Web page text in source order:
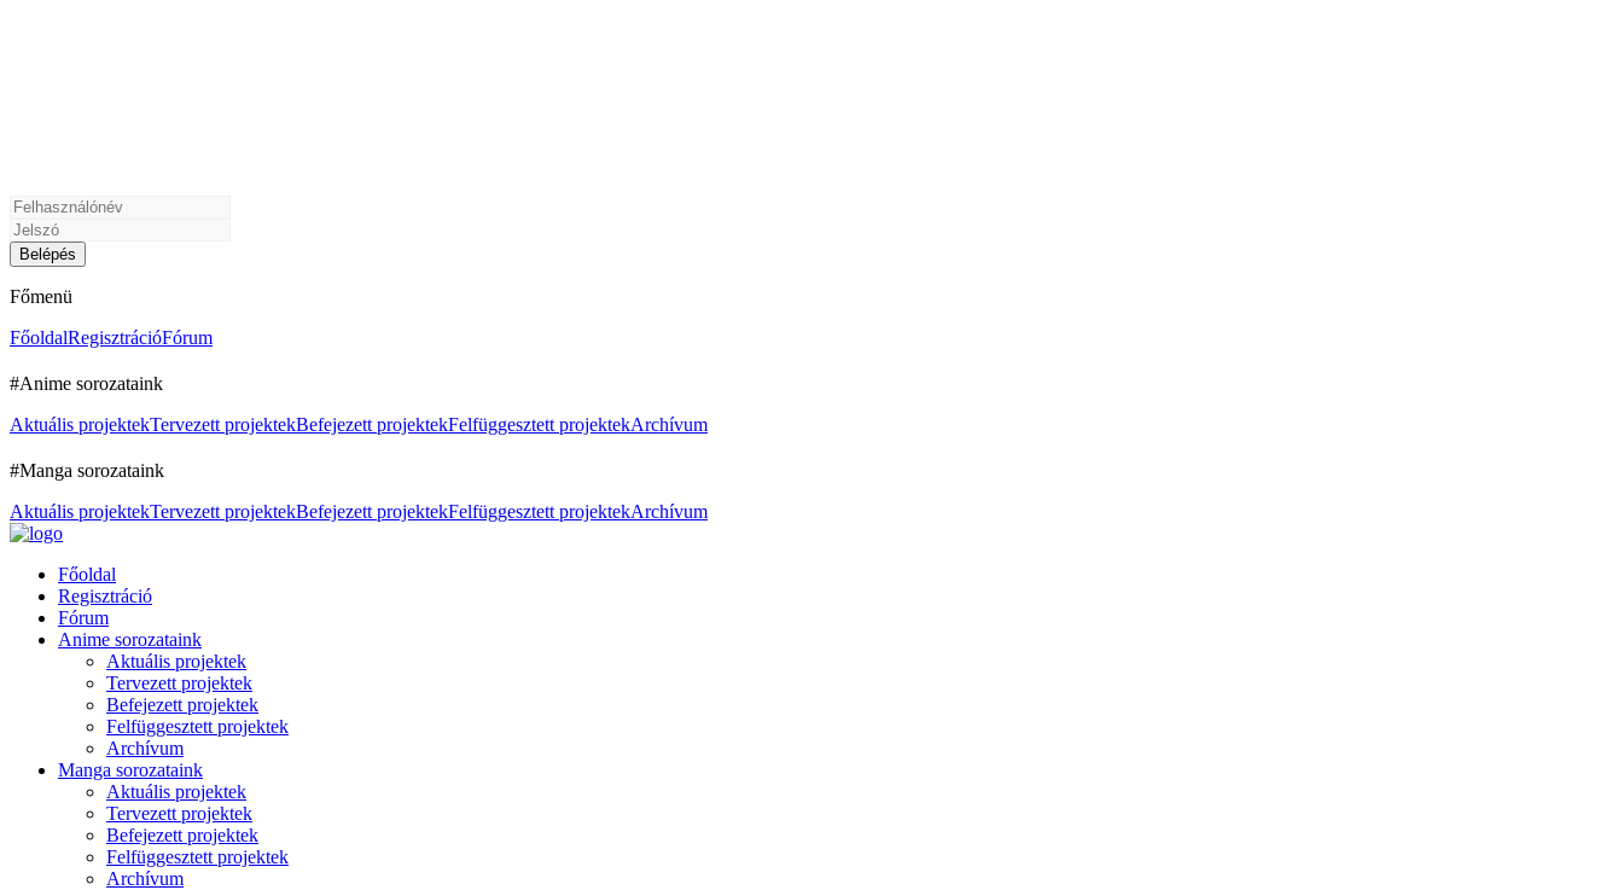
Főmenü
FőoldalRegisztrációFórum
#Anime sorozataink
Aktuális projektekTervezett projektekBefejezett projektekFelfüggesztett projektekArchívum
#Manga sorozataink
Aktuális projektekTervezett projektekBefejezett projektekFelfüggesztett projektekArchívum
Főoldal
Regisztráció
Fórum
Anime sorozataink
Aktuális projektek
Tervezett projektek
Befejezett projektek
Felfüggesztett projektek
Archívum
Manga sorozataink
Aktuális projektek
Tervezett projektek
Befejezett projektek
Felfüggesztett projektek
Archívum